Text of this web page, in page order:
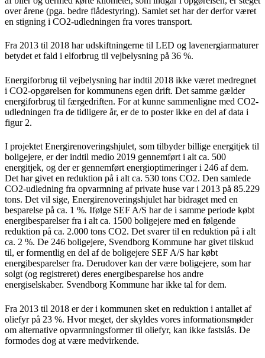
over årene (pga. bedre flådestyring). Samlet set har der derfor været
en stigning i CO2-udledningen fra vores transport.
Fra 2013 til 2018 har udskiftningerne til LED og lavenergiarmaturer
betydet et fald i elforbrug til vejbelysning på 36 %.
Energiforbrug til vejbelysning har indtil 2018 ikke været medregnet
i CO2-opgørelsen for kommunens egen drift. Det samme gælder
energiforbrug til færgedriften. For at kunne sammenligne med CO2-
udledningen fra de tidligere år, er de to poster ikke en del af data i
figur 2.
I projektet Energirenoveringshjulet, som tilbyder billige energitjek til
boligejere, er der indtil medio 2019 gennemført i alt ca. 500
energitjek, og der er gennemført energioptimeringer i 246 af dem.
Det har givet en reduktion på i alt ca. 530 tons CO2. Den samlede
CO2-udledning fra opvarmning af private huse var i 2013 på 85.229
tons. Det vil sige, Energirenoveringshjulet har bidraget med en
besparelse på ca. 1 %. Ifølge SEF A/S har de i samme periode købt
energibesparelser fra i alt ca. 1500 boligejere med en følgende
reduktion på ca. 2.000 tons CO2. Det svarer til en reduktion på i alt
ca. 2 %. De 246 boligejere, Svendborg Kommune har givet tilskud
til, er formentlig en del af de boligejere SEF A/S har købt
energibesparelser fra. Derudover kan der være boligejere, som har
solgt (og registreret) deres energibesparelse hos andre
energiselskaber. Svendborg Kommune har ikke tal for dem.
Fra 2013 til 2018 er der i kommunen sket en reduktion i antallet af
oliefyr på 23 %. Hvor meget, der skyldes vores informationsmøder
om alternative opvarmningsformer til oliefyr, kan ikke fastslås. De
formodes dog at være medvirkende.